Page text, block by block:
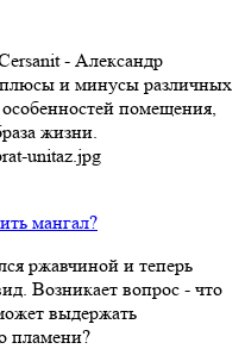
- Александр
и минусы различных
помещения,
жизни.
мангал?
ржавчиной и теперь
Возникает вопрос - что
выдержать
пламени?